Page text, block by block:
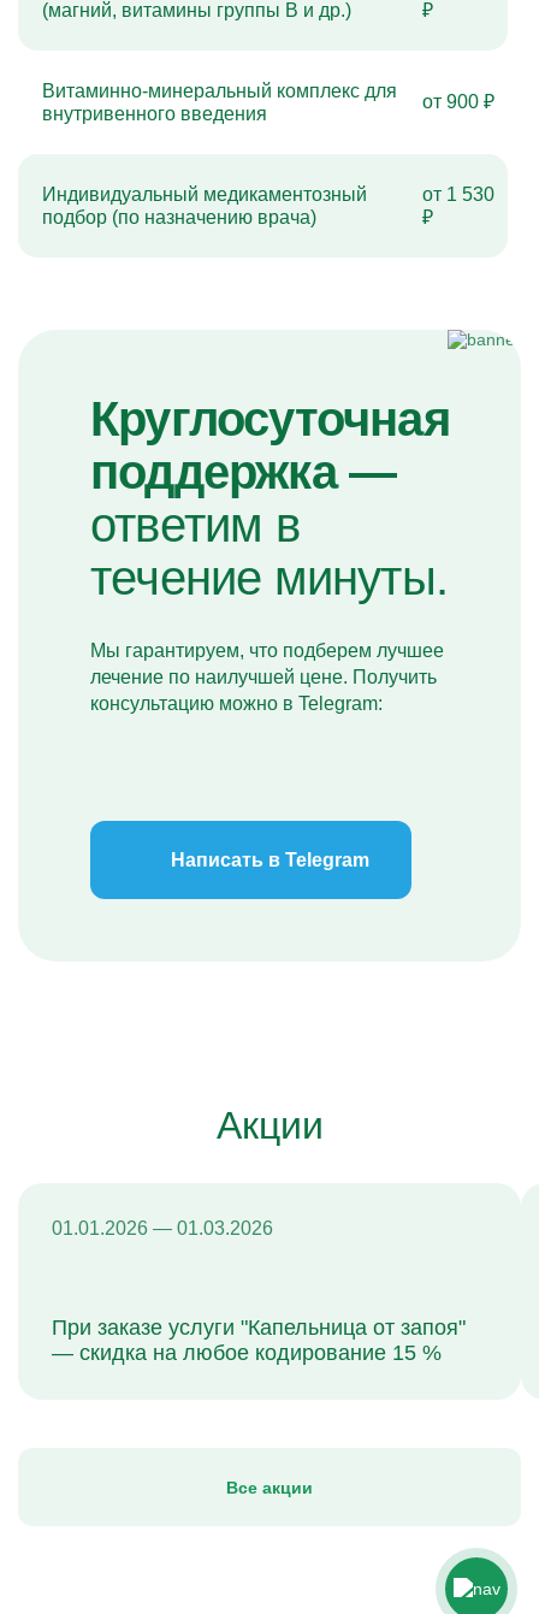
(магний, витамины группы B и др.)
₽
Витаминно-минеральный комплекс для
внутривенного введения
от 900 ₽
Индивидуальный медикаментозный
подбор (по назначению врача)
от 1 530
₽
Круглосуточная
поддержка —
ответим в
течение минуты.
Мы гарантируем, что подберем лучшее
лечение по наилучшей цене. Получить
консультацию можно в Telegram:
Написать в Telegram
Акции
01.01.2026 — 01.03.2026
При заказе услуги "Капельница от запоя"
— скидка на любое кодирование 15 %
Все акции